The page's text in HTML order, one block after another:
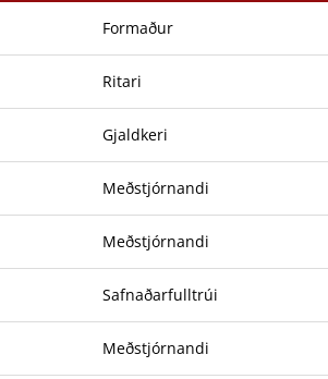
Formaður
Ritari
Gjaldkeri
Meðstjórnandi
Meðstjórnandi
Safnaðarfulltrúi
Meðstjórnandi